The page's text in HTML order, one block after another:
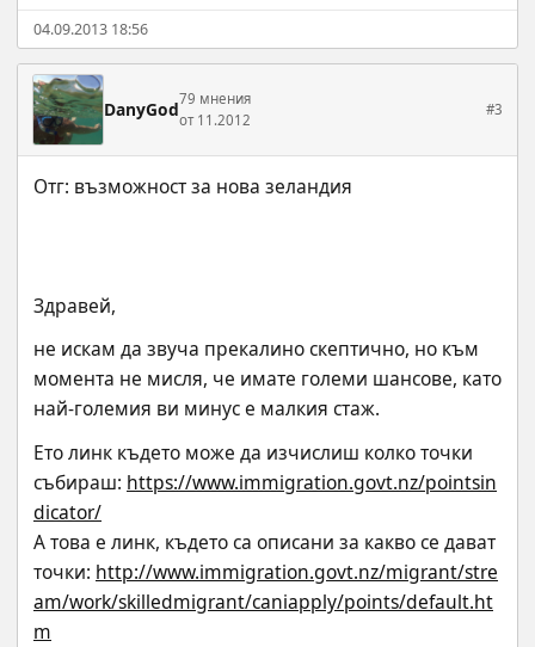
04.09.2013 18:56
DanyGod79 мнения
от 11.2012
#3
Здравей,
не искам да звуча прекалино скептично, но към
момента не мисля, че имате големи шансове, като
най-големия ви минус е малкия стаж.
Ето линк където може да изчислиш колко точки
събираш: https://www.immigration.govt.nz/pointsin
dicator/
А това е линк, където са описани за какво се дават
точки: http://www.immigration.govt.nz/migrant/stre
am/work/skilledmigrant/caniapply/points/default.ht
m